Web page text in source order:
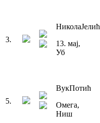
3.
НиколаЈелић
13. мај,
Уб
5.
ВукПотић
Омега,
Ниш